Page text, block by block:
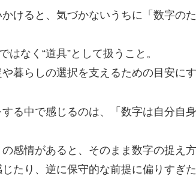
けると、気づかないうちに「数字の
はなく“道具”として扱うこと。
暮らしの選択を支えるための目安にす
る中で感じるのは、「数字は自分自
感情があると、そのまま数字の捉え
たり、逆に保守的な前提に偏りすぎ